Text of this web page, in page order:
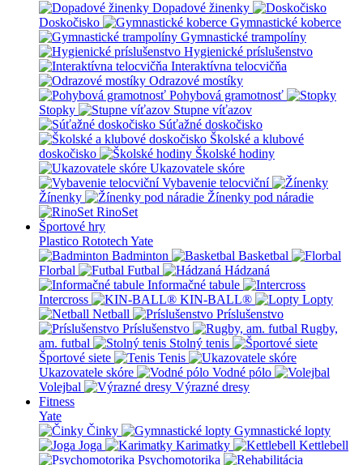
Dopadové žinenky
Doskočisko
Gymnastické koberce
Gymnastické trampolíny
Hygienické príslušenstvo
Interaktívna telocvičňa
Odrazové mostíky
Pohybová gramotnosť
Stopky
Stupne víťazov
Súťažné doskočisko
Školské a klubové
doskočisko
Školské hodiny
Ukazovatele skóre
Vybavenie telocviční
Žínenky
Žínenky pod náradie
RinoSet
Športové hry
Plastico Rototech Yate
Badminton
Basketbal
Florbal
Futbal
Hádzaná
Informačné tabule
Intercross
KIN-BALL®
Lopty
Netball
Príslušenstvo
Príslušenstvo
Rugby,
am. futbal
Stolný tenis
Športové siete
Tenis
Ukazovatele skóre
Vodné pólo
Volejbal
Výrazné dresy
Fitness
Yate
Činky
Gymnastické lopty
Joga
Karimatky
Kettlebell
Psychomotorika